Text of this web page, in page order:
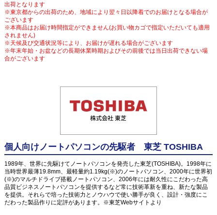
出荷となります
※東京都からの出荷のため、地域により翌々日以降着でのお届けとなる場合が
ございます
※本商品はお届け時間指定ができません(お買い物カゴで指定いただいても適用
されません)
※天候及び交通状況等により、お届けが遅れる場合がございます
※年末年始・お盆などの長期休業時期およびその前後では当日出荷できない場
合がございます
個人向けノートパソコンの先駆者 東芝 TOSHIBA
1989年、世界に先駆けてノートパソコンを発売した東芝(TOSHIBA)。1998年に
当時世界最薄19.8mm、最軽量約1.19kg(※)のノートパソコン、2000年に世界初
(※)のマルチドライブ搭載ノートパソコン、2006年には耐久性にこだわった高
品質ビジネスノートパソコンを提供するなど常に技術革新を重ね、新たな製品
を提供。それらで培った技術力とノウハウで使い勝手が良く、設計・強度にこ
だわった製品作りに定評があります。※東芝Webサイトより